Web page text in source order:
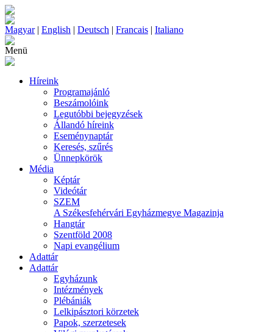
Magyar| English | Deutsch | Francais | Italiano
Menü
Híreink
Programajánló
Beszámolóink
Legutóbbi bejegyzések
Állandó híreink
Eseménynaptár
Keresés, szűrés
Ünnepkörök
Média
Képtár
Videótár
SZEM
A Székesfehérvári Egyházmegye Magazinja
Hangtár
Szentföld 2008
Napi evangélium
Adattár
Adattár
Egyházunk
Intézmények
Plébániák
Lelkipásztori körzetek
Papok, szerzetesek